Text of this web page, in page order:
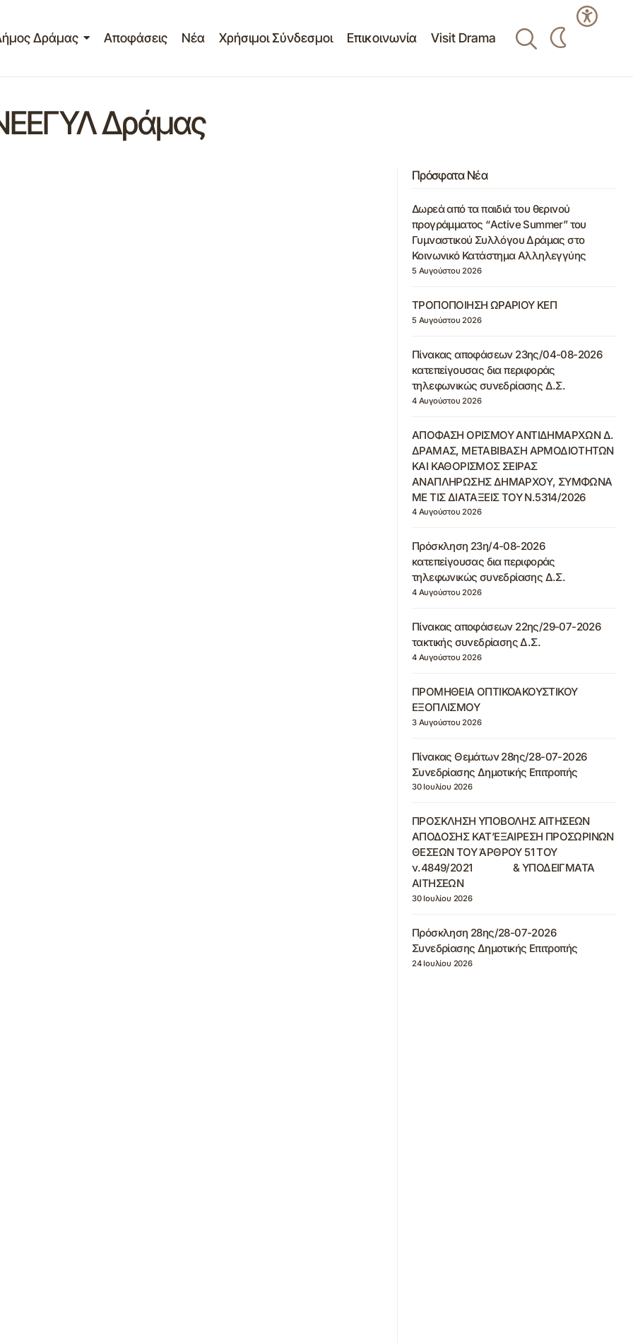
Δράμας Αποφάσεις Νέα Χρήσιμοι Σύνδεσμοι Επικοινωνία Visit Drama
Δράμας
Πρόσφατα Νέα
Δωρεά από τα παιδιά του θερινού
προγράμματος “Active Summer” του
Γυμναστικού Συλλόγου Δράμας στο
Κοινωνικό Κατάστημα Αλληλεγγύης
5 Αυγούστου 2026
ΤΡΟΠΟΠΟΙΗΣΗ ΩΡΑΡΙΟΥ ΚΕΠ
5 Αυγούστου 2026
Πίνακας αποφάσεων 23ης/04-08-2026
κατεπείγουσας δια περιφοράς
τηλεφωνικώς συνεδρίασης Δ.Σ.
4 Αυγούστου 2026
ΑΠΟΦΑΣΗ ΟΡΙΣΜΟΥ ΑΝΤΙΔΗΜΑΡΧΩΝ Δ.
ΔΡΑΜΑΣ, ΜΕΤΑΒΙΒΑΣΗ ΑΡΜΟΔΙΟΤΗΤΩΝ
ΚΑΙ ΚΑΘΟΡΙΣΜΟΣ ΣΕΙΡΑΣ
ΑΝΑΠΛΗΡΩΣΗΣ ΔΗΜΑΡΧΟΥ, ΣΥΜΦΩΝΑ
ΜΕ ΤΙΣ ΔΙΑΤΑΞΕΙΣ ΤΟΥ Ν.5314/2026
4 Αυγούστου 2026
Πρόσκληση 23η/4-08-2026
κατεπείγουσας δια περιφοράς
τηλεφωνικώς συνεδρίασης Δ.Σ.
4 Αυγούστου 2026
Πίνακας αποφάσεων 22ης/29-07-2026
τακτικής συνεδρίασης Δ.Σ.
4 Αυγούστου 2026
ΠΡΟΜΗΘΕΙΑ ΟΠΤΙΚΟΑΚΟΥΣΤΙΚΟΥ
ΕΞΟΠΛΙΣΜΟΥ
3 Αυγούστου 2026
Πίνακας Θεμάτων 28ης/28-07-2026
Συνεδρίασης Δημοτικής Επιτροπής
30 Ιουλίου 2026
ΠΡΟΣΚΛΗΣΗ ΥΠΟΒΟΛΗΣ ΑΙΤΗΣΕΩΝ
ΑΠΟΔΟΣΗΣ ΚΑΤ’ΕΞΑΙΡΕΣΗ ΠΡΟΣΩΡΙΝΩΝ
ΘΕΣΕΩΝ ΤΟΥ ΆΡΘΡΟΥ 51 ΤΟΥ
ν.4849/2021 & ΥΠΟΔΕΙΓΜΑΤΑ
ΑΙΤΗΣΕΩΝ
30 Ιουλίου 2026
Πρόσκληση 28ης/28-07-2026
Συνεδρίασης Δημοτικής Επιτροπής
24 Ιουλίου 2026